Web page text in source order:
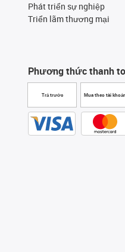
Phát triển sự nghiệp
Triển lãm thương mại
Phương thức thanh
Trả trước Mua theo tài khoản